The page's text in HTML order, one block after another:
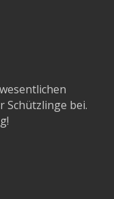
Schützlinge bei.